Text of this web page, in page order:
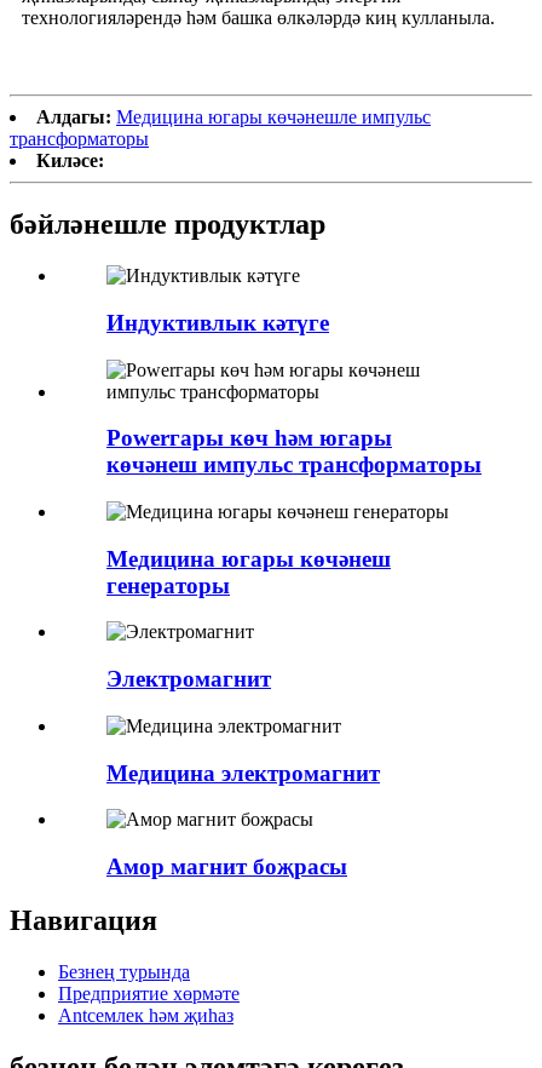
технологияләрендә һәм башка өлкәләрдә киң кулланыла.
Алдагы: Медицина югары көчәнешле импульс
трансформаторы
Киләсе:
бәйләнешле продуктлар
Индуктивлык кәтүге
Powerгары көч һәм югары
көчәнеш импульс трансформаторы
Медицина югары көчәнеш
генераторы
Электромагнит
Медицина электромагнит
Амор магнит боҗрасы
Навигация
Безнең турында
Предприятие хөрмәте
Antсемлек һәм җиһаз